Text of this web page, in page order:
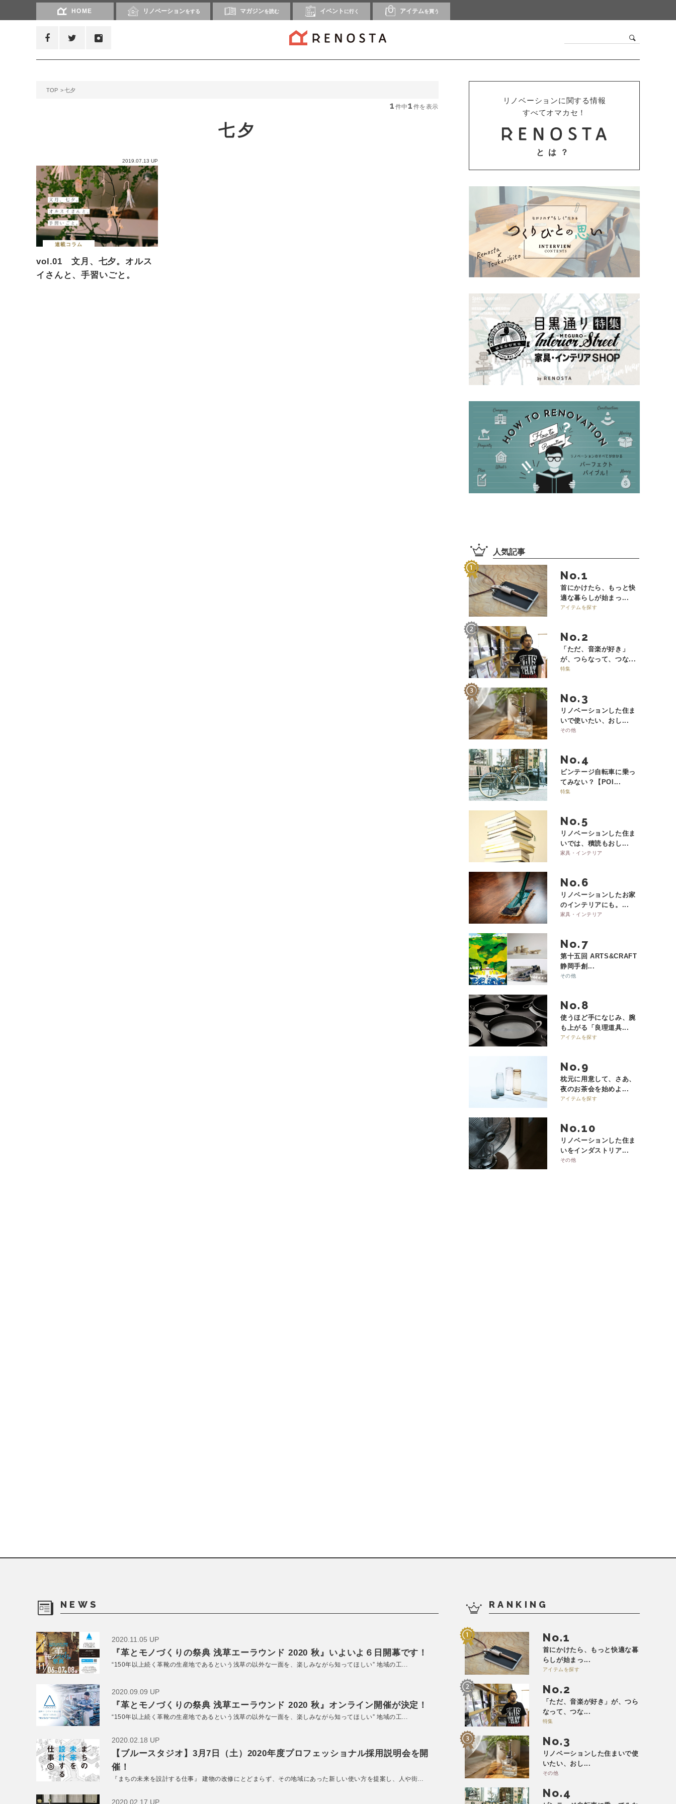
HOME リノベーションをする マガジンを読む イベント に行く アイテムを買う
TOP 七夕
1 件中1 件を表示
七夕
2019.07.13 UP
連載コラム
vol.01 文月、七夕。オルス
イさんと、手習いごと。
リノベーションに関する情報
すべてオマカセ！
とは？
人気記事
No.
首にかけたら、もっと快
適な暮らしが始まっ...
アイテムを探す
No.
「ただ、音楽が好き」
が、つらなって、つな...
特集
No.
リノベーションした住ま
いで使いたい、おし...
その他
No.
ビンテージ自転車に乗っ
てみない？【POI...
特集
No.
リノベーションした住ま
いでは、積読もおし...
家具・インテリア
No.
リノベーションしたお家
のインテリアにも。...
家具・インテリア
No.
第十五回 ARTS&CRAFT
静岡手創...
その他
No.
使うほど手になじみ、腕
も上がる「良理道具...
アイテムを探す
No.
枕元に用意して、さあ、
夜のお茶会を始めよ...
アイテムを探す
No.
リノベーションした住ま
いをインダストリア...
その他
NEWS
2020.11.05 UP
『革とモノづくりの祭典 浅草エーラウンド 2020 秋』いよいよ６日開幕です！
“150年以上続く革靴の生産地であるという浅草の以外な一面を、楽しみながら知ってほしい” 地域の工...
2020.09.09 UP
『革とモノづくりの祭典 浅草エーラウンド 2020 秋』オンライン開催が決定！
“150年以上続く革靴の生産地であるという浅草の以外な一面を、楽しみながら知ってほしい” 地域の工...
2020.02.18 UP
【ブルースタジオ】3月7日（土）2020年度プロフェッショナル採用説明会を開
催！
『まちの未来を設計する仕事』 建物の改修にとどまらず、その地域にあった新しい使い方を提案し、人や街...
2020.02.17 UP
RANKING
No.
首にかけたら、もっと快適な暮
らしが始まっ...
アイテムを探す
No.
「ただ、音楽が好き」が、つら
なって、つな...
特集
No.
リノベーションした住まいで使
いたい、おし...
その他
No.